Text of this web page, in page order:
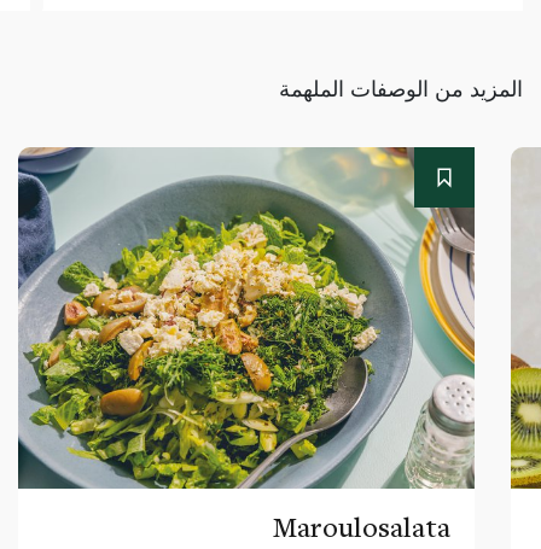
المزيد من الوصفات الملهمة
Maroulosalata